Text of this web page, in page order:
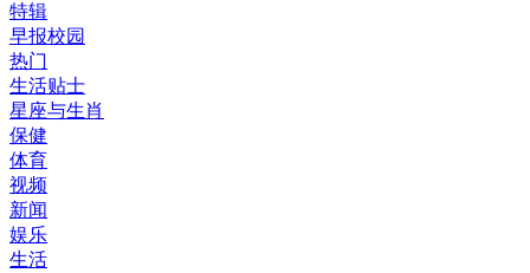
特辑
早报校园
热门
生活贴士
星座与生肖
保健
体育
视频
新闻
娱乐
生活